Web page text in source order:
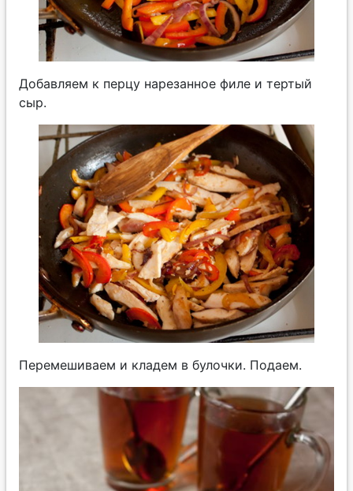
Добавляем к перцу нарезанное филе и тертый
сыр.
Перемешиваем и кладем в булочки. Подаем.